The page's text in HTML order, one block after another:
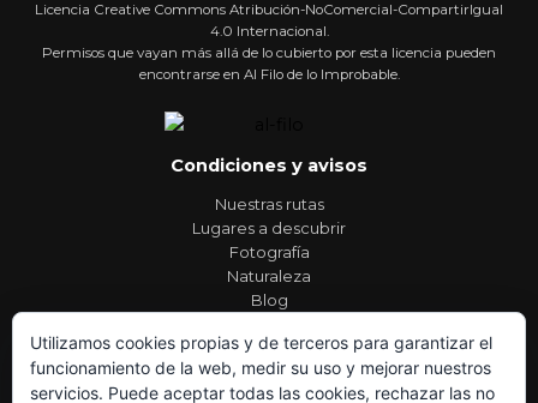
Licencia Creative Commons Atribución-NoComercial-CompartirIgual
4.0 Internacional.
Permisos que vayan más allá de lo cubierto por esta licencia pueden
encontrarse en Al Filo de lo Improbable.
Condiciones y avisos
Nuestras rutas
Lugares a descubrir
Fotografía
Naturaleza
Blog
Utilizamos cookies propias y de terceros para garantizar el
funcionamiento de la web, medir su uso y mejorar nuestros
servicios. Puede aceptar todas las cookies, rechazar las no